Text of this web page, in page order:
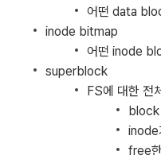
어떤 data
inode bitmap
어떤 inode
superblock
FS에 대한 전
inode
free